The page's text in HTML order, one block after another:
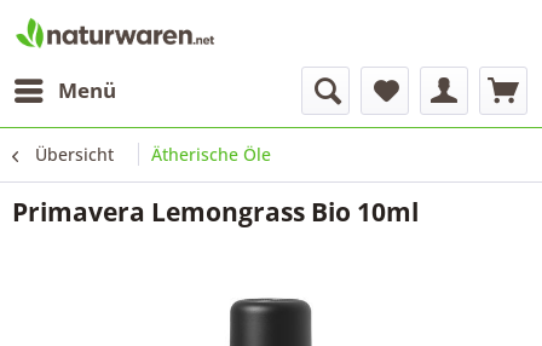
Menü
Übersicht Ätherische Öle
Primavera Lemongrass Bio 10ml